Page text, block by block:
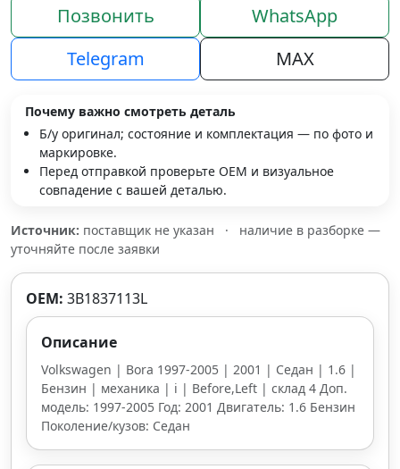
Позвонить
WhatsApp
Telegram
MAX
Почему важно смотреть деталь
Б/у оригинал; состояние и комплектация — по фото и
маркировке.
Перед отправкой проверьте OEM и визуальное
совпадение с вашей деталью.
Источник: поставщик не указан ·
наличие в разборке —
уточняйте после заявки
OEM: 3B1837113L
Описание
Volkswagen | Bora 1997-2005 | 2001 | Седан | 1.6 |
Бензин | механика | i | Before,Left | склад 4 Доп.
модель: 1997-2005 Год: 2001 Двигатель: 1.6 Бензин
Поколение/кузов: Седан